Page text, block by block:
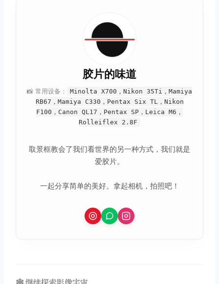
胶片的味道
📸 常用设备：
Minolta X700，Nikon 35Ti，Mamiya
RB67，Mamiya C330，Pentax Six TL，Nikon
F100，Canon QL17，Pentax SP，Leica M6，
Rolleiflex 2.8F
取景框教会了我们看世界的另一种方式，我们就是
爱胶片。
一起分享简单的美好。拿起相机，拍照吧！